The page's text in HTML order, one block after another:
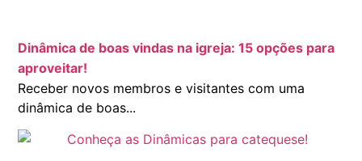
Dinâmica de boas vindas na igreja: 15 opções para
aproveitar!
Receber novos membros e visitantes com uma
dinâmica de boas...